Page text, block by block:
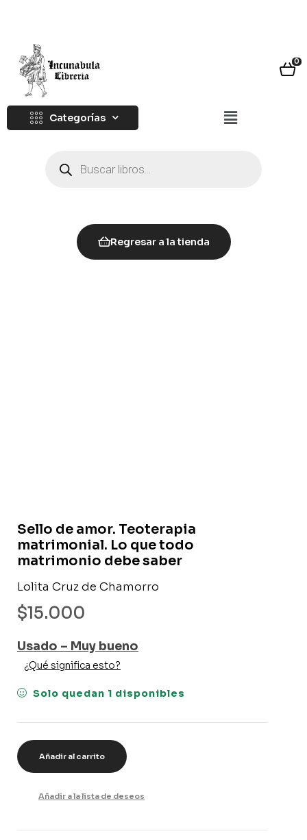
0
Categorías
Regresar a la tienda
Sello de amor. Teoterapia
matrimonial. Lo que todo
matrimonio debe saber
Lolita Cruz de Chamorro
$15.000
Usado – Muy bueno
¿Qué significa esto?
Solo quedan 1 disponibles
Añadir al carrito
Añadir a la lista de deseos